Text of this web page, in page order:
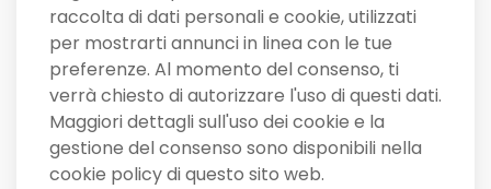
raccolta di dati personali e cookie, utilizzati
per mostrarti annunci in linea con le tue
preferenze. Al momento del consenso, ti
verrà chiesto di autorizzare l'uso di questi dati.
Maggiori dettagli sull'uso dei cookie e la
gestione del consenso sono disponibili nella
cookie policy di questo sito web.